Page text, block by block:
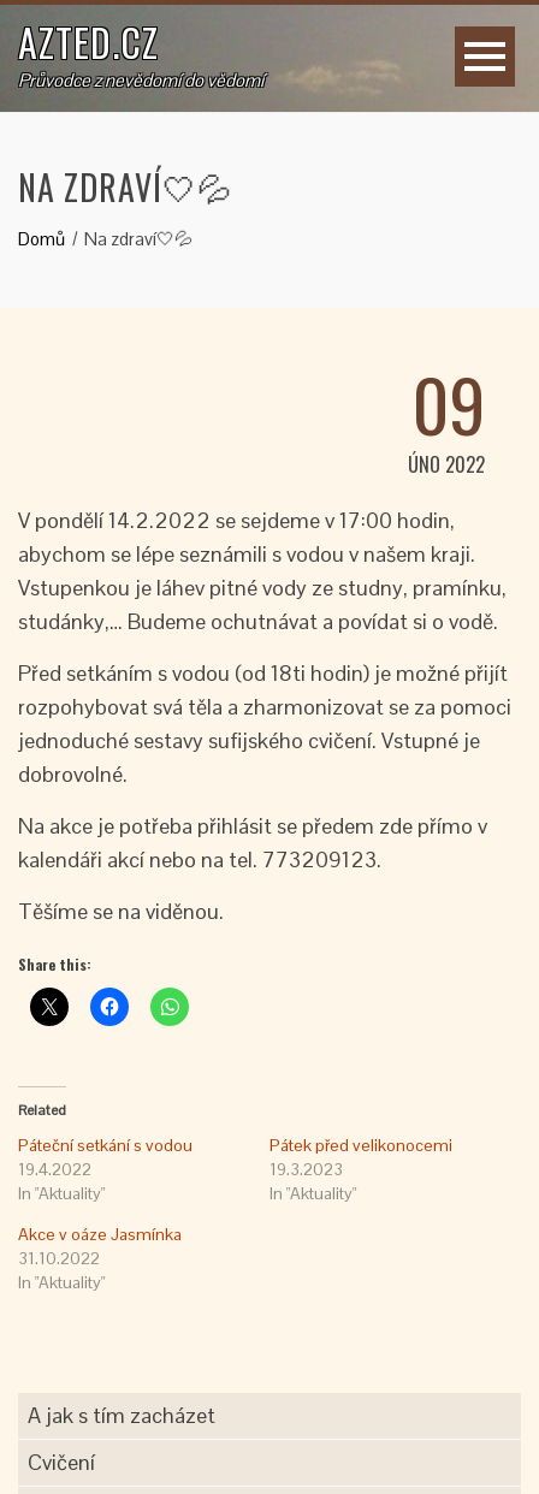
AZTED.CZ
Průvodce z nevědomí do vědomí
NA ZDRAVÍ🤍💦
Domů Na zdraví🤍💦
09
ÚNO 2022
V pondělí 14.2.2022 se sejdeme v 17:00 hodin,
abychom se lépe seznámili s vodou v našem kraji.
Vstupenkou je láhev pitné vody ze studny, pramínku,
studánky,… Budeme ochutnávat a povídat si o vodě.
Před setkáním s vodou (od 18ti hodin) je možné přijít
rozpohybovat svá těla a zharmonizovat se za pomoci
jednoduché sestavy sufijského cvičení. Vstupné je
dobrovolné.
Na akce je potřeba přihlásit se předem zde přímo v
kalendáři akcí nebo na tel. 773209123.
Těšíme se na viděnou.
Share this:
Related
Páteční setkání s vodou
19.4.2022
In "Aktuality"
Pátek před velikonocemi
19.3.2023
In "Aktuality"
Akce v oáze Jasmínka
31.10.2022
In "Aktuality"
A jak s tím zacházet
Cvičení